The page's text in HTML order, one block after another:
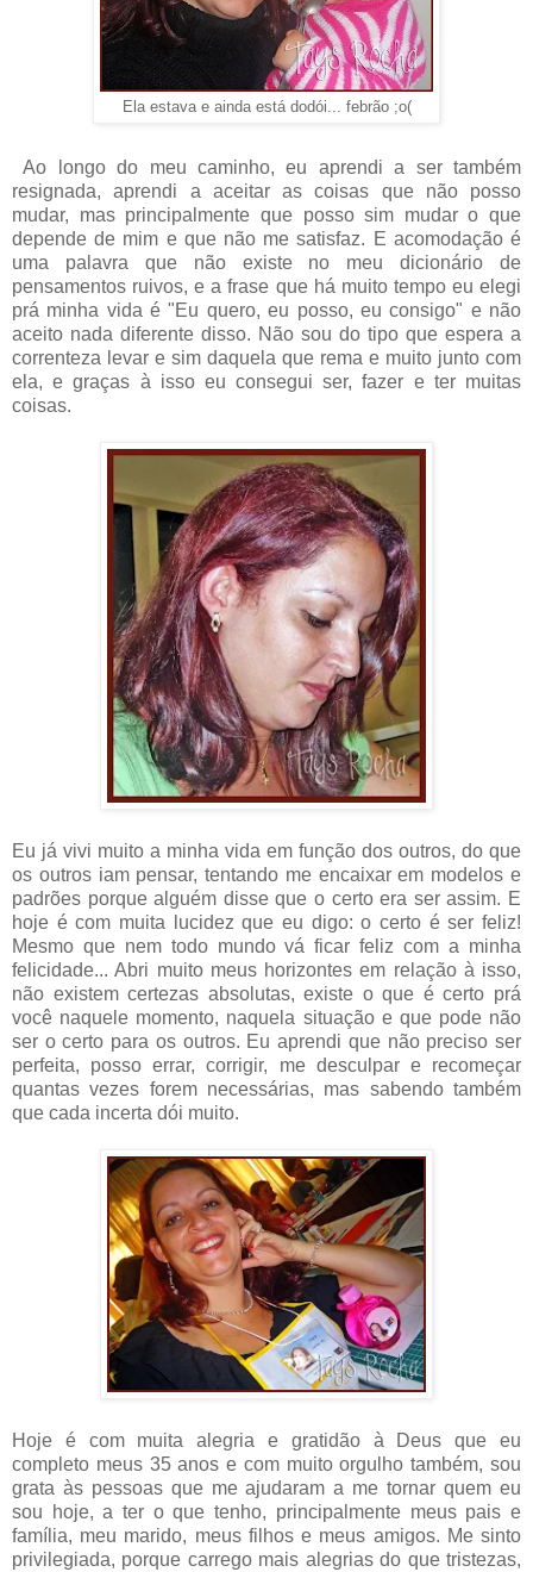
Ela estava e ainda está dodói... febrão ;o(
Ao longo do meu caminho, eu aprendi a ser também
resignada, aprendi a aceitar as coisas que não posso
mudar, mas principalmente que posso sim mudar o que
depende de mim e que não me satisfaz. E acomodação é
uma palavra que não existe no meu dicionário de
pensamentos ruivos, e a frase que há muito tempo eu elegi
prá minha vida é "Eu quero, eu posso, eu consigo" e não
aceito nada diferente disso. Não sou do tipo que espera a
correnteza levar e sim daquela que rema e muito junto com
ela, e graças à isso eu consegui ser, fazer e ter muitas
coisas.
Eu já vivi muito a minha vida em função dos outros, do que
os outros iam pensar, tentando me encaixar em modelos e
padrões porque alguém disse que o certo era ser assim. E
hoje é com muita lucidez que eu digo: o certo é ser feliz!
Mesmo que nem todo mundo vá ficar feliz com a minha
felicidade... Abri muito meus horizontes em relação à isso,
não existem certezas absolutas, existe o que é certo prá
você naquele momento, naquela situação e que pode não
ser o certo para os outros. Eu aprendi que não preciso ser
perfeita, posso errar, corrigir, me desculpar e recomeçar
quantas vezes forem necessárias, mas sabendo também
que cada incerta dói muito.
Hoje é com muita alegria e gratidão à Deus que eu
completo meus 35 anos e com muito orgulho também, sou
grata às pessoas que me ajudaram a me tornar quem eu
sou hoje, a ter o que tenho, principalmente meus pais e
família, meu marido, meus filhos e meus amigos. Me sinto
privilegiada, porque carrego mais alegrias do que tristezas,